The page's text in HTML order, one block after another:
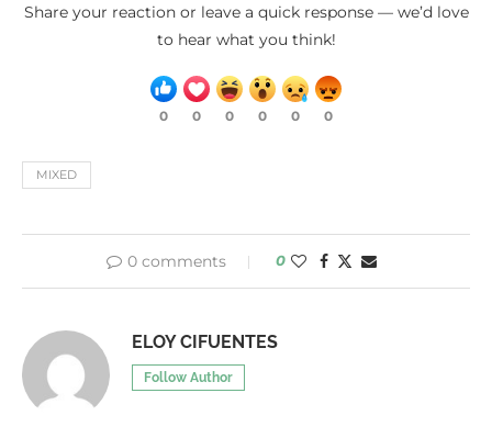
Share your reaction or leave a quick response — we’d love
to hear what you think!
0 0 0 0 0 0
MIXED
0 comments 0
ELOY CIFUENTES
Follow Author